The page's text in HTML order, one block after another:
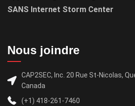
SANS Internet Storm Center
Nous joindre
CAP2SEC, Inc. 20 Rue St-Nicolas,
Canada
(+1) 418-261-7460